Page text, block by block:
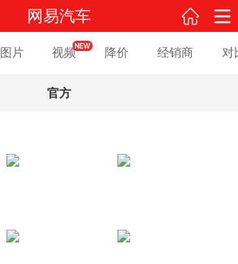
网易汽车
图片 视频 降价 经销商 对
官方